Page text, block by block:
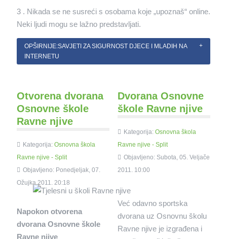
3 . Nikada se ne susreći s osobama koje „upoznaš“ online.
Neki ljudi mogu se lažno predstavljati.
OPŠIRNIJE:SAVJETI ZA SIGURNOST DJECE I MLADIH NA
INTERNETU
Otvorena dvorana
Osnovne škole
Ravne njive
Kategorija: Osnovna škola
Ravne njive - Split
Objavljeno: Ponedjeljak, 07.
Ožujka 2011. 20:18
Napokon otvorena
dvorana Osnovne škole
Ravne njive
Dvorana Osnovne
škole Ravne njive
Kategorija: Osnovna škola
Ravne njive - Split
Objavljeno: Subota, 05. Veljače
2011. 10:00
Već odavno sportska
dvorana uz Osnovnu školu
Ravne njive je izgrađena i